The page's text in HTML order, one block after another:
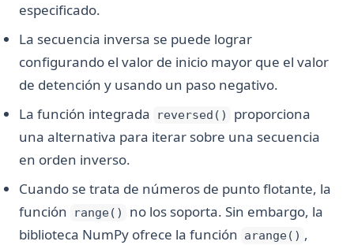
especificado.
La secuencia inversa se puede lograr
configurando el valor de inicio mayor que el valor
de detención y usando un paso negativo.
La función integrada
reversed()
proporciona
una alternativa para iterar sobre una secuencia
en orden inverso.
Cuando se trata de números de punto flotante, la
función
range()
no los soporta. Sin embargo, la
biblioteca NumPy ofrece la función arange() ,